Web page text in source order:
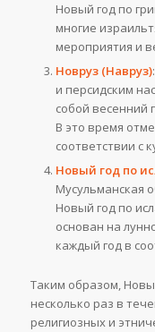
Новый год по
многие
мероприятия и
Новруз (Навруз)
и персидским
собой весенний
В это время
соответствии с
Новый год по
Мусульманская
Новый год по
основан на
каждый год в
Таким образом,
несколько раз в
религиозных и